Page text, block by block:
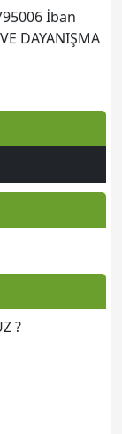
İban
DAYANIŞMA
YÖNETİM
DERNEĞİ
Şubesi:
?